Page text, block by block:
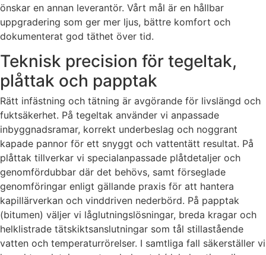
önskar en annan leverantör. Vårt mål är en hållbar
uppgradering som ger mer ljus, bättre komfort och
dokumenterat god täthet över tid.
Teknisk precision för tegeltak,
plåttak och papptak
Rätt infästning och tätning är avgörande för livslängd och
fuktsäkerhet. På tegeltak använder vi anpassade
inbyggnadsramar, korrekt underbeslag och noggrant
kapade pannor för ett snyggt och vattentätt resultat. På
plåttak tillverkar vi specialanpassade plåtdetaljer och
genomfördubbar där det behövs, samt förseglade
genomföringar enligt gällande praxis för att hantera
kapillärverkan och vinddriven nederbörd. På papptak
(bitumen) väljer vi låglutningslösningar, breda kragar och
helklistrade tätskiktsanslutningar som tål stillastående
vatten och temperaturrörelser. I samtliga fall säkerställer vi